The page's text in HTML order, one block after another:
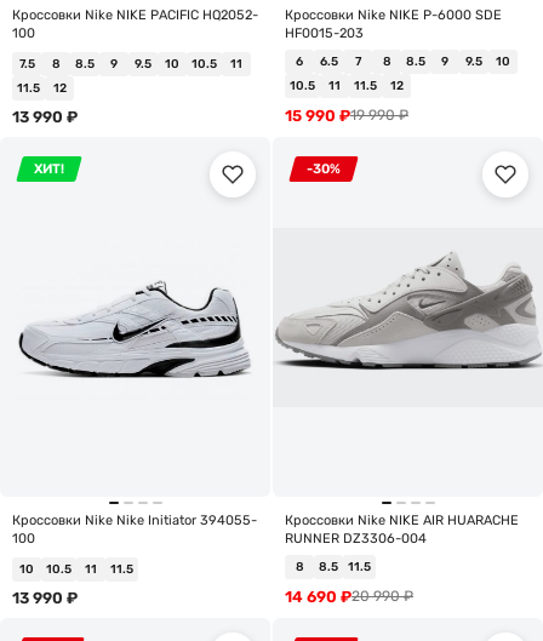
Кроссовки Nike NIKE PACIFIC HQ2052-
100
7.5 8 8.5 9 9.5 10 10.5
11
11.5
12
13 990 ₽
Кроссовки Nike NIKE P-6000 SDE
HF0015-203
6 6.5 7 8 8.5 9 9.5
10
10.5
11 11.5 12
19 990₽
15 990 ₽
ХИТ!
Кроссовки Nike Nike Initiator 394055-
100
10 10.5 11 11.5
13 990 ₽
-30%
Кроссовки Nike NIKE AIR HUARACHE
RUNNER DZ3306-004
8 8.5 11.5
20 990₽
14 690 ₽